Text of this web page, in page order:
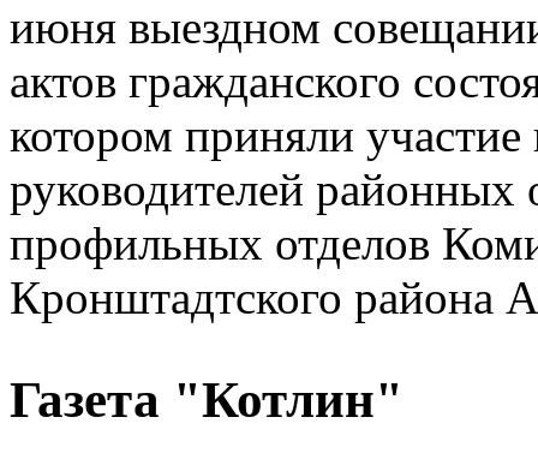
июня выездном
актов гражданского
котором приняли участие
руководителей
профильных отделов
Кронштадтского района
Газета "Котлин"